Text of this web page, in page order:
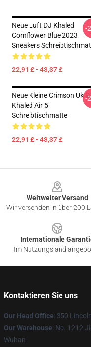
Neue Luft DJ Khaled
Cornflower Blue 2023
Sneakers
22,91 £ - 43,37 £
-
Neue Kleine Crimson Uk
Khaled Air 5
Schreibtischmatte
22,91 £ - 43,37 £
-
Weltweiter Versand
Wir versenden in über 200
Internationale
Im Nutzungsland
Kontaktieren Sie uns
Our Head Office: 350
Our Warehouse: No. 1212
Wuhan